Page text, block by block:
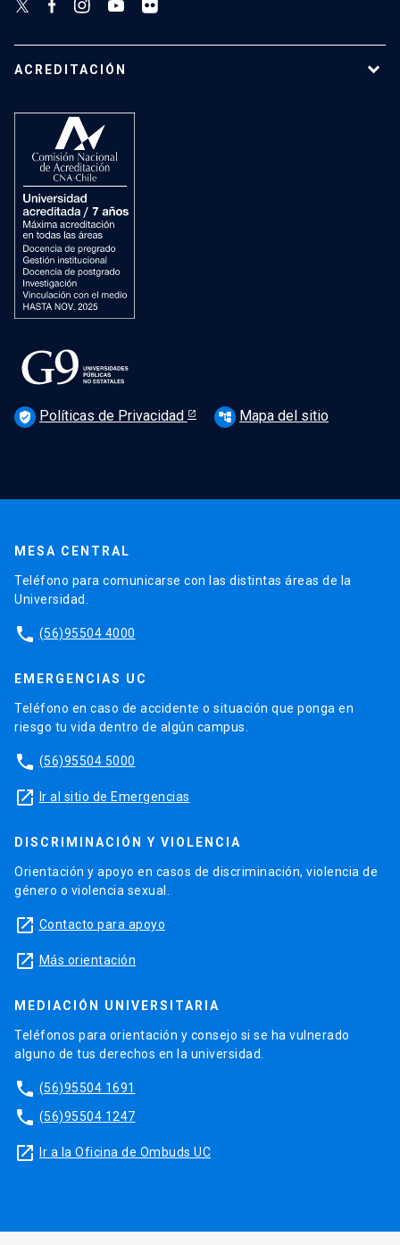
ACREDITACIÓN
verified_user Políticas de Privacidad account_tree Mapa del sitio
MESA CENTRAL
Teléfono para comunicarse con las distintas áreas de la
Universidad.
phone (56)95504 4000
EMERGENCIAS UC
Teléfono en caso de accidente o situación que ponga en
riesgo tu vida dentro de algún campus.
phone (56)95504 5000
launch Ir al sitio de Emergencias
DISCRIMINACIÓN Y VIOLENCIA
Orientación y apoyo en casos de discriminación, violencia de
género o violencia sexual.
launch Contacto para apoyo
launch Más orientación
MEDIACIÓN UNIVERSITARIA
Teléfonos para orientación y consejo si se ha vulnerado
alguno de tus derechos en la universidad.
phone (56)95504 1691
phone (56)95504 1247
launch Ir a la Oficina de Ombuds UC